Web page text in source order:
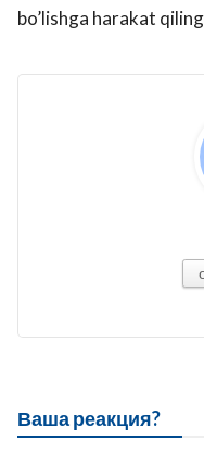
bo’lishga harakat
Ваша реакция?